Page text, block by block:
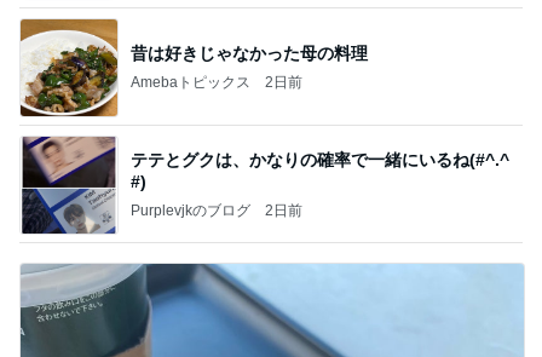
昔は好きじゃなかった母の料理
Amebaトピックス 2日前
テテとグクは、かなりの確率で一緒にいるね(#^.^
#)
Purplevjkのブログ 2日前